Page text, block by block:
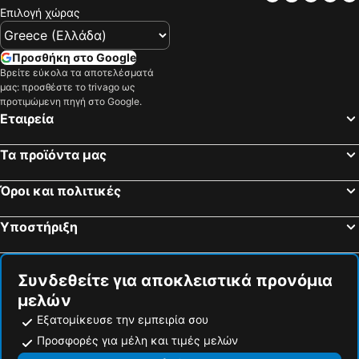
Ρέθυμνο, Κρήτη Ξενοδοχεία
Μάλια, Κρήτη Ξενοδοχεία
Ιεράπετρα, Κρήτη Ξενοδοχεία
Γούβες, Κρήτη Ξενοδοχεία
Θεσσαλονίκη, Κεντρική Μακεδονία Ξενοδοχεία
Χώρα Τήνου, Νότιο Αιγαίο Ξενοδοχεία
Ρόδος - Πόλη, Νότιο Αιγαίο Ξενοδοχεία
Επιλογή χώρας
Προσθήκη στο Google
Βρείτε εύκολα τα αποτελέσματά
μας: προσθέστε το trivago ως
προτιμώμενη πηγή στο Google.
Εταιρεία
Τα προϊόντα μας
Όροι και πολιτικές
Υποστήριξη
Συνδεθείτε για αποκλειστικά προνόμια
μελών
Εξατομίκευσε την εμπειρία σου
Προσφορές για μέλη και τιμές μελών